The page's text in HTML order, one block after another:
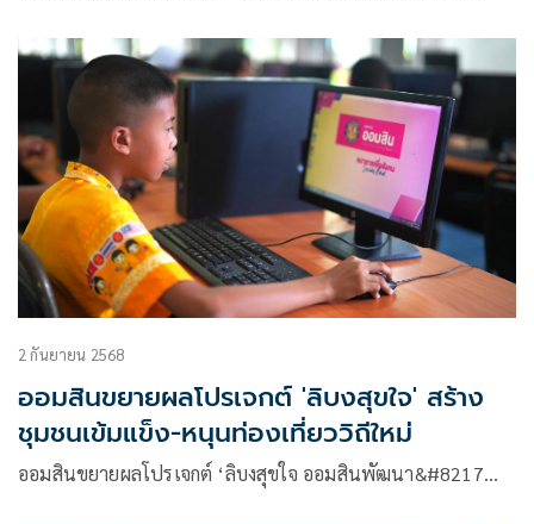
2 กันยายน 2568
ออมสินขยายผลโปรเจกต์ 'ลิบงสุขใจ' สร้าง
ชุมชนเข้มแข็ง-หนุนท่องเที่ยววิถีใหม่
ออมสินขยายผลโปรเจกต์ ‘ลิบงสุขใจ ออมสินพัฒนา&#8217…